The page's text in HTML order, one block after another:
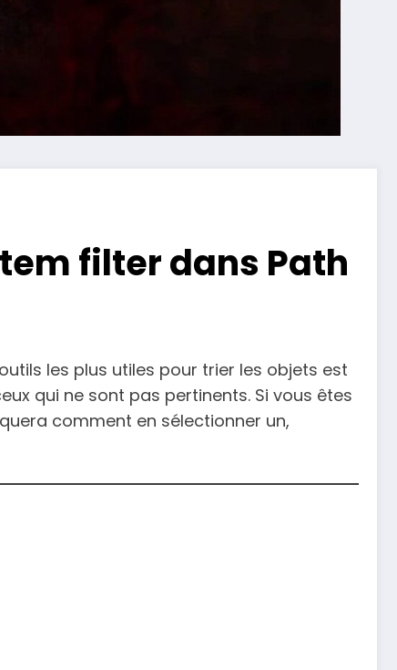
filter dans Path
les plus utiles pour trier les objets est
qui ne sont pas pertinents. Si vous êtes
comment en sélectionner un,